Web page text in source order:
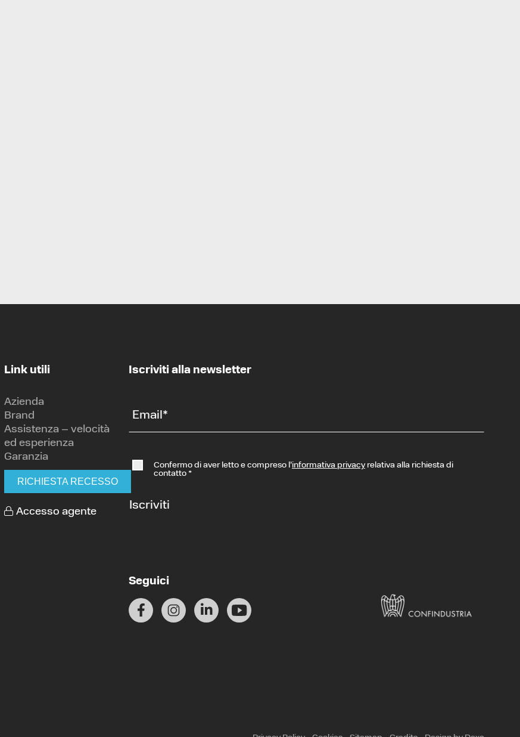
Link utili
Azienda
Brand
Assistenza – velocità
ed esperienza
Garanzia
RICHIESTA RECESSO
Accesso agente
Iscriviti alla newsletter
Email*
Confermo di aver letto e compreso l’informativa privacyrelativa alla richiesta di
contatto *
Iscriviti
Seguici